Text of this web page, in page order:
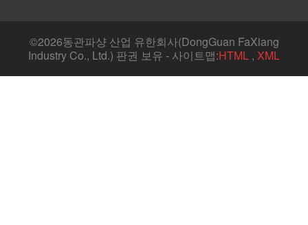
©2026동관파샹 산업 유한회사(DongGuan FaXiang
Industry Co., Ltd.) 판권 보유 - 사이트맵:HTML , XML